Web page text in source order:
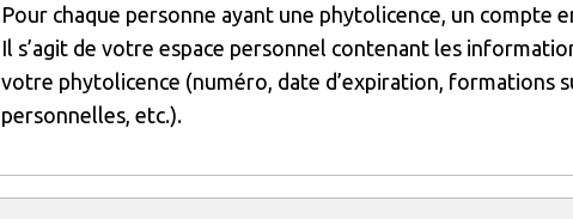
Pour chaque personne ayant une phytolicence, un compte
Il s’agit de votre espace personnel contenant les
votre phytolicence (numéro, date d’expiration, formations
personnelles, etc.).